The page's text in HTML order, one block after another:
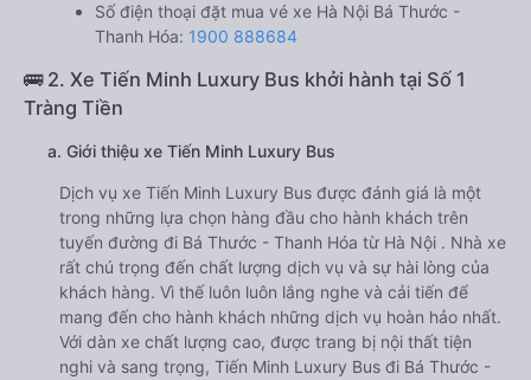
Số điện thoại đặt mua vé xe Hà Nội Bá Thước -
Thanh Hóa: 1900 888684
🚌 2. Xe Tiến Minh Luxury Bus khởi hành tại Số 1
Tràng Tiền
a. Giới thiệu xe Tiến Minh Luxury Bus
Dịch vụ xe Tiến Minh Luxury Bus được đánh giá là một
trong những lựa chọn hàng đầu cho hành khách trên
tuyến đường đi Bá Thước - Thanh Hóa từ Hà Nội . Nhà xe
rất chú trọng đến chất lượng dịch vụ và sự hài lòng của
khách hàng. Vì thế luôn luôn lắng nghe và cải tiến để
mang đến cho hành khách những dịch vụ hoàn hảo nhất.
Với dàn xe chất lượng cao, được trang bị nội thất tiện
nghi và sang trọng, Tiến Minh Luxury Bus đi Bá Thước -